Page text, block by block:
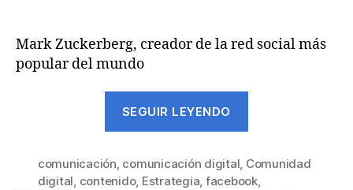
Mark Zuckerberg, creador de la red social más
popular del mundo
SEGUIR LEYENDO
comunicación, comunicación digital, Comunidad
digital, contenido, Estrategia, facebook,